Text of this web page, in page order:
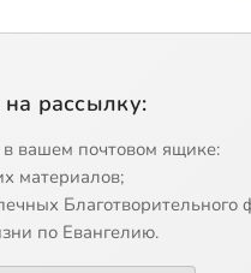
рассылку:
вашем почтовом ящике:
материалов;
Благотворительного
по Евангелию.